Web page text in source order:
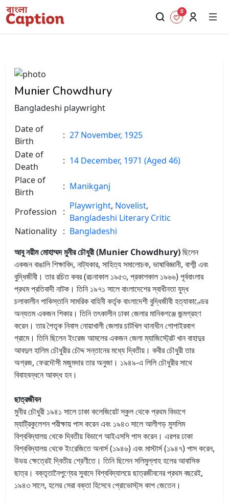
0
Munier Chowdhury
Bangladeshi playwright
Date of
Birth
: 27 November, 1925
Date of
Death
: 14 December, 1971 (Aged 46)
Place of
Birth
: Manikganj
Profession :
Playwright, Novelist,
Bangladeshi Literary Critic
Nationality : Bangladeshi
আবু নয়ীম মোহাম্মদ মুনীর চৌধুরী (Munier Chowdhury)ছিলেন
একজন বাঙালি শিক্ষাবিদ, নাট্যকার, সাহিত্য সমালোচক, ভাষাবিজ্ঞানী, বাগ্মী এবং
বুদ্ধিজীবী। তার রচিত কবর (রচনাকাল ১৯৫৩, প্রকাশকাল ১৯৬৬) পূর্ববাংলার
প্রথম প্রতিবাদী নাটক। তিনি ১৯৭১ সালে বাংলাদেশের স্বাধীনতা যুদ্ধ
চলাকালীন পাকিস্তানি সামরিক বাহিনী কর্তৃক বাংলাদেশী বুদ্ধিজীবী হত্যাকাণ্ডের
অন্যতম একজন শিকার। তিনি তৎকালীন ঢাকা জেলার মানিকগঞ্জে জন্মগ্রহণ
করেন। তার পৈতৃক নিবাস নোয়াখালী জেলার চাটখিল থানাধীন গোপাইরবাগ
গ্রামে। তিনি ছিলেন ইংরেজ আমলের একজন জেলা ম্যাজিস্ট্রেট খান বাহাদুর
আবদুল হালিম চৌধুরীর চৌদ্দ সন্তানের মধ্যে দ্বিতীয়। কবীর চৌধুরী তার
অগ্রজ, ফেরদৌসী মজুমদার তার অনুজা। ১৯৪৯-এ লিলি চৌধুরীর সাথে
বিবাহবন্ধনে আবদ্ধ হন।
ছাত্রজীবন
মুনীর চৌধুরী ১৯৪১ সালে ঢাকা কলেজিয়েট স্কুল থেকে প্রথম বিভাগে
ম্যাট্রিকুলেশন পরীক্ষায় পাস করেন এবং ১৯৪৩ সালে আলীগড় মুসলিম
বিশ্ববিদ্যালয় থেকে দ্বিতীয় বিভাগে আইএসসি পাস করেন। এরপর ঢাকা
বিশ্ববিদ্যালয় থেকে ইংরেজিতে অনার্স (১৯৪৬) এবং মাস্টার্স (১৯৪৭) পাস করেন,
উভয় ক্ষেত্রেই দ্বিতীয় শ্রেণীতে। তিনি ছিলেন সলিমুল্লাহ হলের আবাসিক
ছাত্র। বক্তৃতানৈপুণ্যের সুবাদে বিশ্ববিদ্যালয়ে ছাত্রজীবনের প্রথম বছরেই,
১৯৪৩ সালে, হলের সেরা বক্তা হিসেবে প্রোভোস্ট্‌স কাপ জেতেন।